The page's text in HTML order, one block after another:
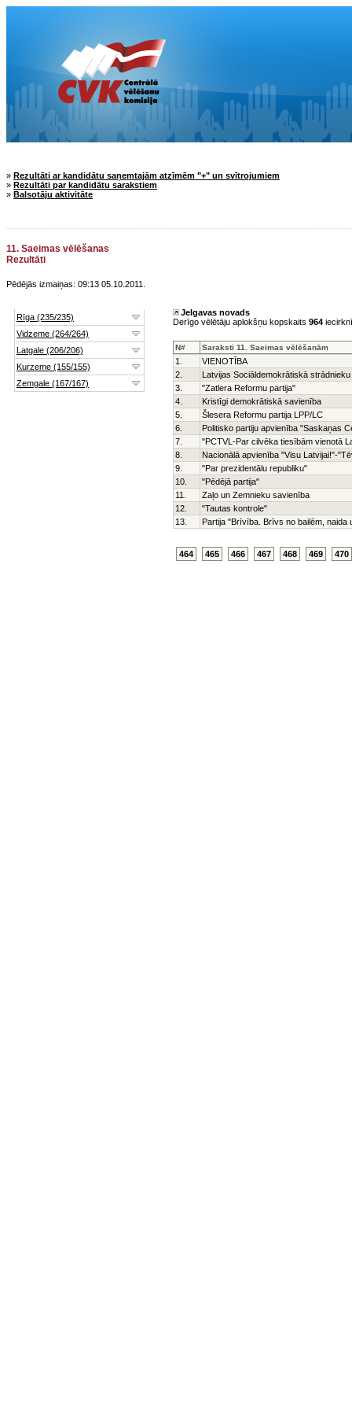
» Rezultāti ar kandidātu saņemtajām atzīmēm "+" un svītrojumiem
» Rezultāti par kandidātu sarakstiem
» Balsotāju aktivitāte
11. Saeimas vēlēšanas
Rezultāti
Pēdējās izmaiņas: 09:13 05.10.2011.
Jelgavas novads
Derīgo vēlētāju aplokšņu kopskaits 964
N# Saraksti 11. Saeimas vēlēšanām
1.
VIENOTĪBA
2.
Latvijas Sociāldemokrātiskā strādnieku
3.
"Zatlera Reformu partija"
4.
Kristīgi demokrātiskā savienība
5.
Šlesera Reformu partija LPP/LC
6.
Politisko partiju apvienība "Saskaņas
7.
"PCTVL-Par cilvēka tiesībām vienotā
8.
Nacionālā apvienība "Visu Latvijai!"-
9.
"Par prezidentālu republiku"
10.
"Pēdējā partija"
11.
Zaļo un Zemnieku savienība
12.
"Tautas kontrole"
13.
Partija "Brīvība. Brīvs no bailēm, naida
464 465 466 467 468 469 470